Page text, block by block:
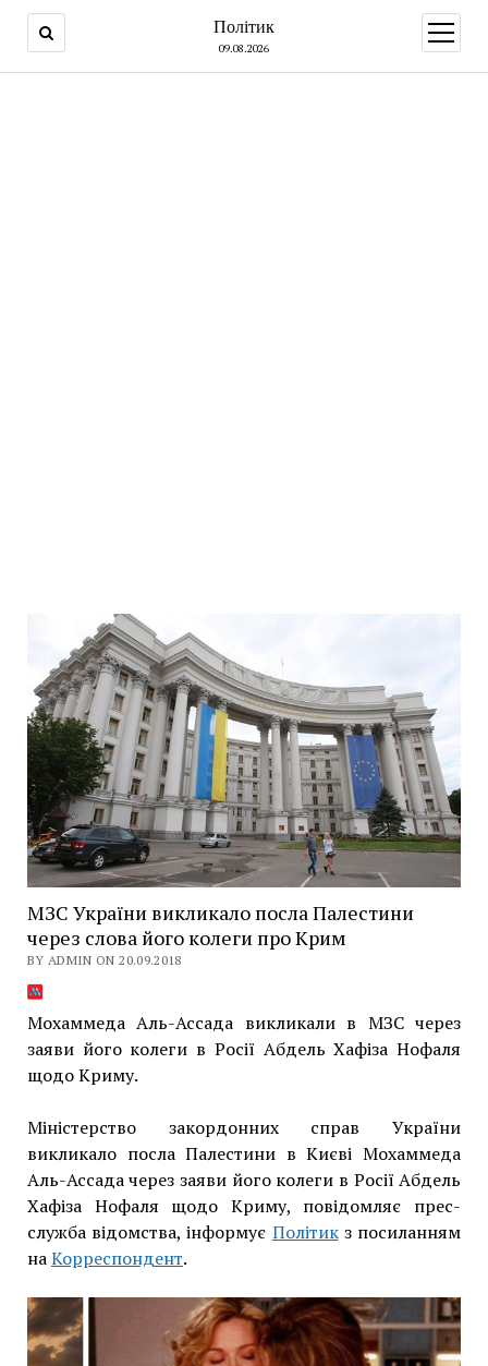
Політик
09.08.2026
open
menu
МЗС України викликало посла Палестини
через слова його колеги про Крим
BY ADMIN ON 20.09.2018
Мохаммеда Аль-Ассада викликали в МЗС через
заяви його колеги в Росії Абдель Хафіза Нофаля
щодо Криму.
Міністерство закордонних справ України
викликало посла Палестини в Києві Мохаммеда
Аль-Ассада через заяви його колеги в Росії Абдель
Хафіза Нофаля щодо Криму, повідомляє прес-
служба відомства, інформує Політикз посиланням
наКорреспондент.